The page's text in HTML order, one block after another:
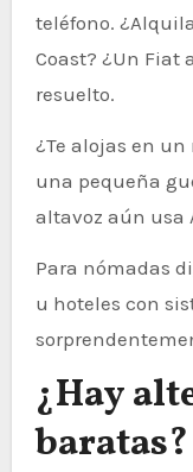
teléfono.
Coast? ¿Un Fiat
resuelto.
¿Te alojas en
una pequeña
altavoz aún usa
Para nómadas
u hoteles con
¿Hay
baratas?